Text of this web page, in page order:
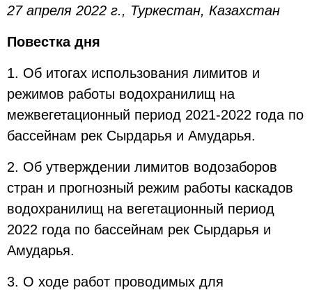
27 апреля 2022 г., Туркестан, Казахстан
Повестка дня
1. Об итогах использования лимитов и
режимов работы водохранилищ на
межвегетационный период 2021-2022 года по
бассейнам рек Сырдарья и Амударья.
2. Об утверждении лимитов водозаборов
стран и прогнозный режим работы каскадов
водохранилищ на вегетационный период
2022 года по бассейнам рек Сырдарья и
Амударья.
3. О ходе работ проводимых для